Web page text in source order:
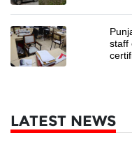
staff
LATEST NEWS